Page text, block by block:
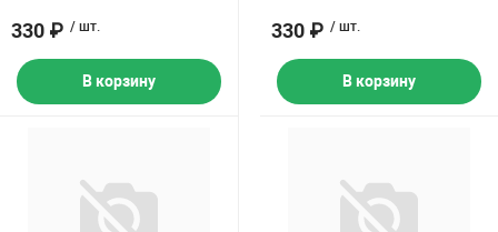
330 ₽ / шт.
В корзину
330 ₽ / шт.
В корзину